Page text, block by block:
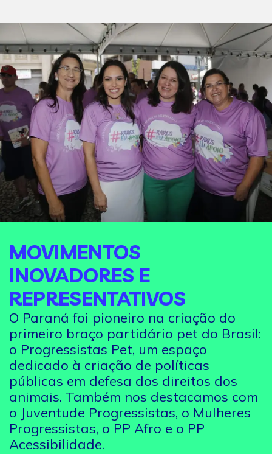
MOVIMENTOS
INOVADORES E
REPRESENTATIVOS
O Paraná foi pioneiro na criação do
primeiro braço partidário pet do Brasil:
o Progressistas Pet, um espaço
dedicado à criação de políticas
públicas em defesa dos direitos dos
animais. Também nos destacamos com
o Juventude Progressistas, o Mulheres
Progressistas, o PP Afro e o PP
Acessibilidade.